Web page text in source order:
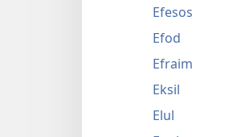
Efesos
Efod
Efraim
Eksil
Elul